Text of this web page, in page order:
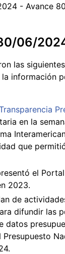
- Avance
06/
las
información
en la
que
el
2023.
de
difundir las
datos
Presupuesto